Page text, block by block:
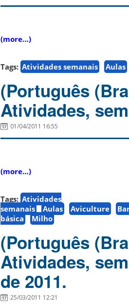
(more…)
Tags: Atividades semanais Aulas
(Português
Atividades,
01/04/2011 16:55
(more…)
Tags: Atividades
semanais
Aulas Aviculture
básica
Milho
(Português
Atividades,
de 2011.
25/03/2011 12:21